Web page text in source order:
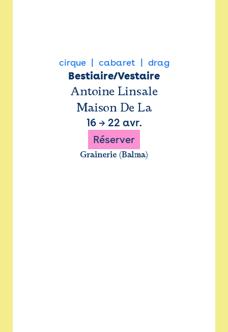
cirque cabaret drag
Bestiaire/Vestaire
Antoine Linsale
Maison De La
16→ 22 avr.
Réserver
Grainerie (Balma)